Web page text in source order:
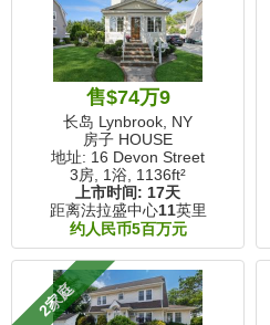
售$74万9
长岛 Lynbrook, NY
房子 HOUSE
地址: 16 Devon Street
3房, 1浴, 1136ft²
上市时间: 17天
距离法拉盛中心11英里
约人民币5百万元
2家庭